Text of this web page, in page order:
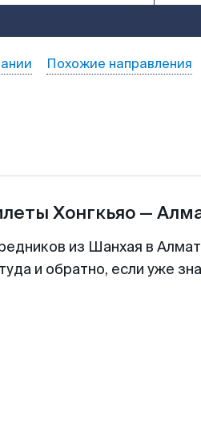
Похожие направления
Хонгкьяо—
из Шанхая в
и обратно, если уже